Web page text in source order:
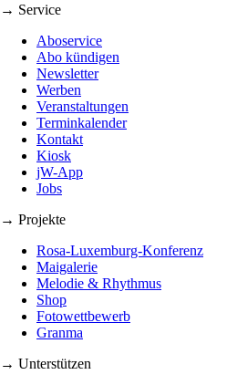
→ Service
Aboservice
Abo kündigen
Newsletter
Werben
Veranstaltungen
Terminkalender
Kontakt
Kiosk
jW-App
Jobs
→ Projekte
Rosa-Luxemburg-Konferenz
Maigalerie
Melodie & Rhythmus
Shop
Fotowettbewerb
Granma
→ Unterstützen